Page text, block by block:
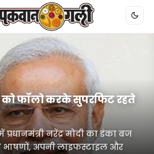
को फॉलो करके सुपरफ‍िट रहते
नरेंद्र मोदी का डंका बज
भाषणों, अपनी लाइफस्टाइल और